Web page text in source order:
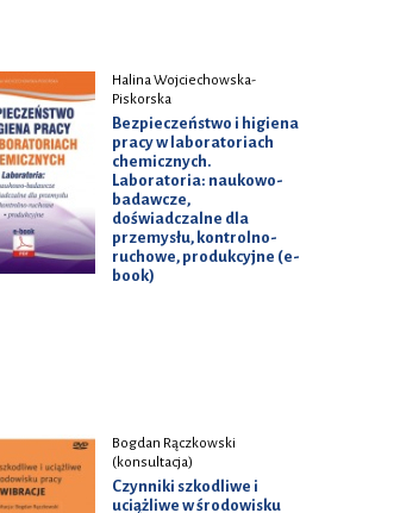
Halina Wojciechowska-
Piskorska
Bezpieczeństwo i higiena
pracy w laboratoriach
chemicznych.
Laboratoria: naukowo-
badawcze,
doświadczalne dla
przemysłu, kontrolno-
ruchowe, produkcyjne (e-
book)
Bogdan Rączkowski
(konsultacja)
Czynniki szkodliwe i
uciążliwe w środowisku